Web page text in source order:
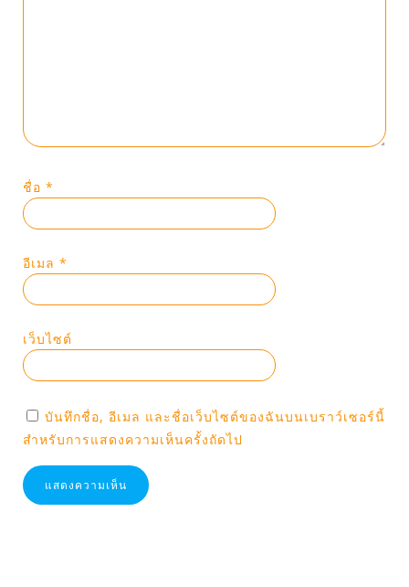
ชื่อ *
อีเมล *
เว็บไซต์
บันทึกชื่อ, อีเมล และชื่อเว็บไซต์ของฉันบนเบราว์เซอร์นี้
สำหรับการแสดงความเห็นครั้งถัดไป